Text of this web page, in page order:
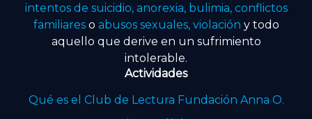
intentos de suicidio, anorexia, bulimia, conflictos
familiareso abusos sexuales, violación y todo
aquello que derive en un sufrimiento
intolerable.
Actividades
Qué es el Club de Lectura Fundación Anna O.